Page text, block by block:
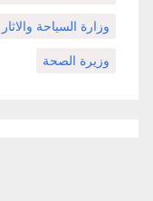
وزارة السياحة والاثار
وزيرة الصحة